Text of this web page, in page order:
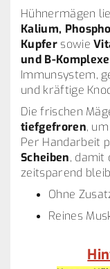
Hühnermägen
Kalium,
Kupfersowie
und B-Komplexe
Immunsystem,
und kräftige
Die frischen
tiefgefroren,
Per Handarbeit
Scheiben, damit
zeitsparend
Ohne
Reines